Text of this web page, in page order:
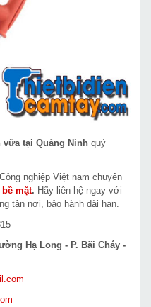
vữa tại Quảng Ninh quý
nghiệp Việt nam chuyên
mặt. Hãy liên hệ ngay với
tận nơi, bảo hành dài hạn.
Hạ Long - P. Bãi Cháy -